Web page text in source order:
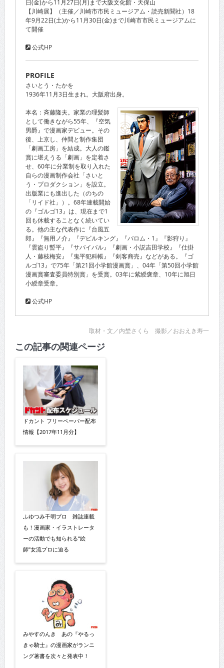
日(金)から11月27日(月)まで大阪文化館・天保山
【川崎展】（主催／川崎市市民ミュージアム・読売新聞社）18
年9月22日(土)から11月30日(金)まで川崎市市民ミュージアムに
て開催
公式HP
PROFILE
さいとう・たかを
1936年11月3日生まれ。大阪府出身。
本名：斉藤隆夫。家業の理髪師
として働きながら55年、『空気
男爵』で漫画家デビュー。その
後、上京し、仲間と制作集団
「劇画工房」を結成。大人の鑑
賞に堪えうる「劇画」を定着さ
せ、60年に分業制を取り入れた
自らの漫画制作会社「さいと
う・プロダクション」を設立。
出版業にも進出した（のちの
「リイド社」）。68年連載開始
の『ゴルゴ13』は、現在まで1
回も休載することなく続いてい
る。他の主な代表作に『台風五
郎』『無用ノ介』『デビルキング』『バロム・1』『影狩り』
『雲盗り暫平』『サバイバル』『劇画・小説吉田学校』『仕掛
人・藤枝梅安』『鬼平犯科帳』『剣客商売』などがある。『ゴ
ルゴ13』で75年「第21回小学館漫画賞」、04年「第50回小学館
漫画賞審査委員特別賞」を受賞。03年に紫綬褒章、10年に旭日
小綬章受章。
公式HP
取材・文／内埜さくら 撮影／おおえき寿一
この記事の関連ページ
ドカント フリーペーパー配布
情報【2017年11月分】
ふゆつみ千明プロ 雑誌連載
も！漫画家・イラストレータ
ーの活動でも知られる“絵
師”女流プロに迫る
みやすのんき あの『やるっ
きゃ騎士』の漫画家がランニ
ング著書を次々と発表中！